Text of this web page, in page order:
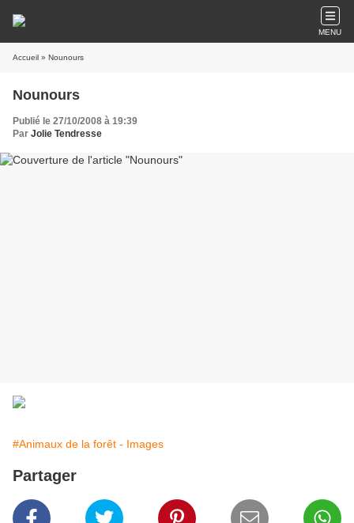
MENU
Accueil » Nounours
Nounours
Publié le 27/10/2008 à 19:39
Par Jolie Tendresse
#Animaux de la forêt - Images
Partager